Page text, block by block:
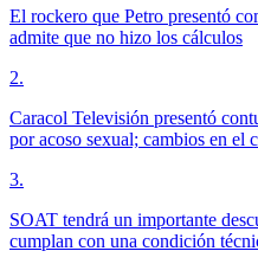
El rockero que Petro presentó
admite que no hizo los cálculos
2.
Caracol Televisión presentó
por acoso sexual; cambios en el
3.
SOAT tendrá un importante
cumplan con una condición